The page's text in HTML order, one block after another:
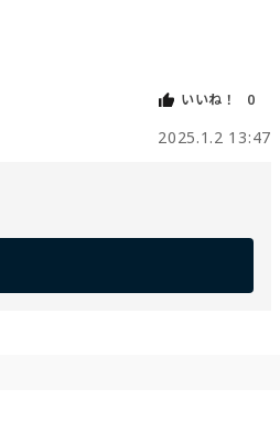
いいね！ 0
2025.1.2 13:47